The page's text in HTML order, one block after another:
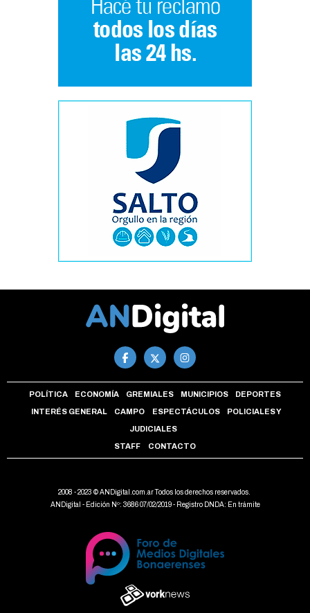
POLÍTICA ECONOMÍA GREMIALES MUNICIPIOS DEPORTES
INTERÉS GENERAL CAMPO ESPECTÁCULOS POLICIALES Y
JUDICIALES
STAFF CONTACTO
2008 - 2023 © ANDigital.com.ar Todos los derechos reservados.
ANDigital - Edición Nº: 3686 07/02/2019 - Registro DNDA: En trámite